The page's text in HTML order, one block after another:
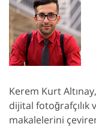
Kerem Kurt
dijital
makalelerini